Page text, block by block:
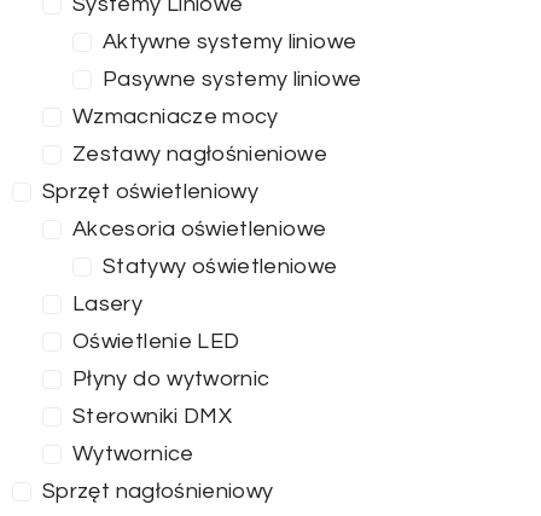
Aktywne systemy liniowe
Pasywne systemy liniowe
Wzmacniacze mocy
Zestawy nagłośnieniowe
Sprzęt oświetleniowy
Akcesoria oświetleniowe
Statywy oświetleniowe
Lasery
Oświetlenie LED
Płyny do wytwornic
Sterowniki DMX
Wytwornice
Sprzęt nagłośnieniowy